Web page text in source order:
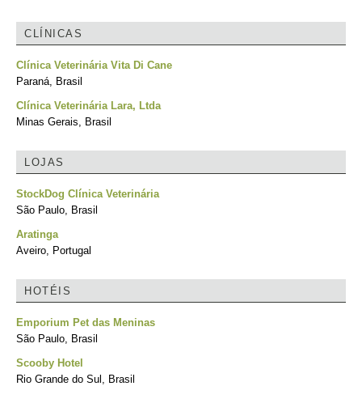
CLÍNICAS
Clínica Veterinária Vita Di Cane
Paraná, Brasil
Clínica Veterinária Lara, Ltda
Minas Gerais, Brasil
LOJAS
StockDog Clínica Veterinária
São Paulo, Brasil
Aratinga
Aveiro, Portugal
HOTÉIS
Emporium Pet das Meninas
São Paulo, Brasil
Scooby Hotel
Rio Grande do Sul, Brasil